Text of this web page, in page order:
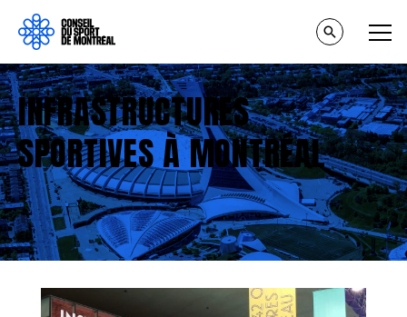
INFRASTRUCTURES
SPORTIVES À MONTRÉAL